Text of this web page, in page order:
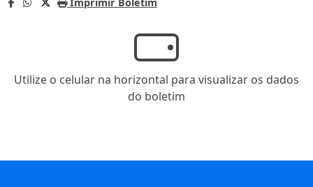
Utilize o celular na horizontal para visualizar os dados
do boletim